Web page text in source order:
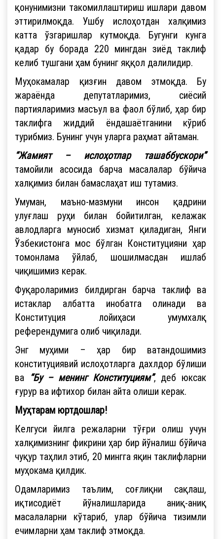
қонунимизни такомиллаштириш ишлари давом
эттирилмоқда. Ушбу ислоҳотдан халқимиз
катта ўзгаришлар кутмоқда. Бугунги кунга
қадар бу борада 220 мингдан зиёд таклиф
келиб тушгани ҳам бунинг яққол далилидир.
Муҳокамалар қизғин давом этмоқда. Бу
жараёнда депутатларимиз, сиёсий
партияларимиз масъул ва фаол бўлиб, ҳар бир
таклифга жиддий ёндашаётганини кўриб
турибмиз. Бунинг учун уларга раҳмат айтаман.
“Жамият – ислоҳотлар ташаббускори”
тамойили асосида барча масалалар бўйича
халқимиз билан бамаслаҳат иш тутамиз.
Умуман, маъно-мазмуни инсон қадрини
улуғлаш руҳи билан бойитилган, келажак
авлодларга муносиб хизмат қиладиган, Янги
Ўзбекистонга мос бўлган Конституцияни ҳар
томонлама ўйлаб, шошилмасдан ишлаб
чиқишимиз керак.
Фуқароларимиз билдирган барча таклиф ва
истаклар албатта инобатга олинади ва
Конституция лойиҳаси умумхалқ
референдумига олиб чиқилади.
Энг муҳими – ҳар бир ватандошимиз
конституциявий ислоҳотларга дахлдор бўлиши
ва “Бу – менинг Конституциям”, деб юксак
ғурур ва ифтихор билан айта олиши керак.
Муҳтарам юртдошлар!
Келгуси йилга режаларни тўғри олиш учун
халқимизнинг фикрини ҳар бир йўналиш бўйича
чуқур таҳлил этиб, 20 мингга яқин таклифларни
муҳокама қилдик.
Одамларимиз таълим, соғлиқни сақлаш,
иқтисодиёт йўналишларида аниқ-аниқ
масалаларни кўтариб, улар бўйича тизимли
ечимларни ҳам таклиф этмоқда.